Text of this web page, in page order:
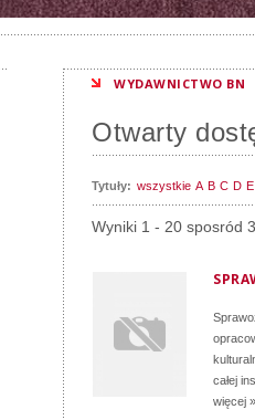
WYDAWNICTWO BN
Otwarty
Tytuły: wszystkie A B C D E
Wyniki 1 - 20 sposród
całej
więcej »